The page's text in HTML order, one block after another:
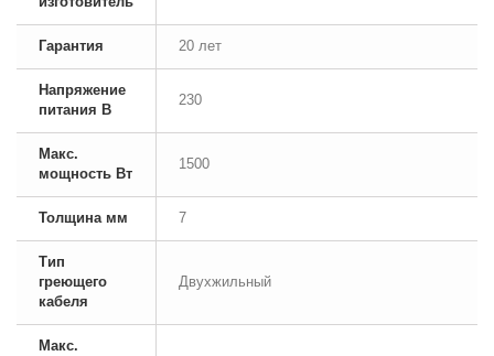
Гарантия 20 лет
Напряжение
питания В
230
Макс.
мощность Вт
1500
Толщина мм 7
Тип
греющего
кабеля
Двухжильный
Макс.